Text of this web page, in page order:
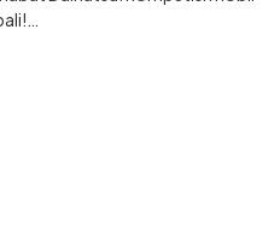
Dress Up Challenge tahun ini,